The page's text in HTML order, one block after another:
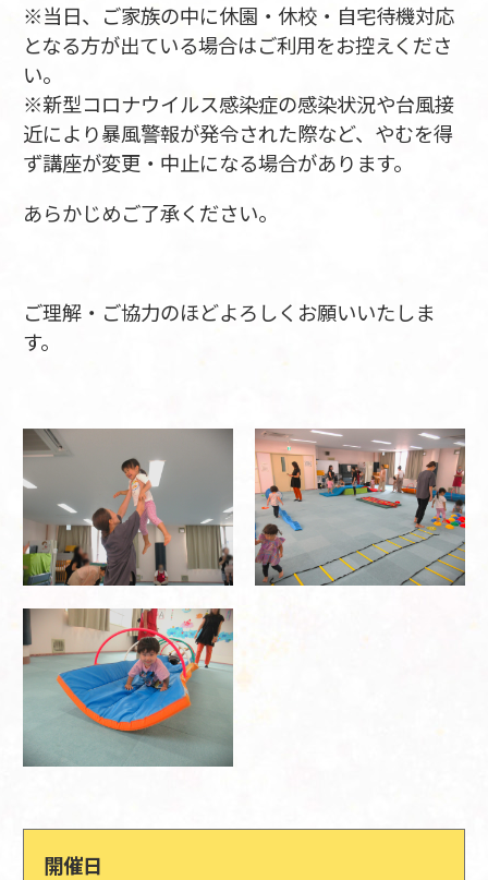
※当日、ご家族の中に休園・休校・自宅待機対応
となる方が出ている場合はご利用をお控えくださ
い。
※新型コロナウイルス感染症の感染状況や台風接
近により暴風警報が発令された際など、やむを得
ず講座が変更・中止になる場合があります。
あらかじめご了承ください。
ご理解・ご協力のほどよろしくお願いいたしま
す。
開催日